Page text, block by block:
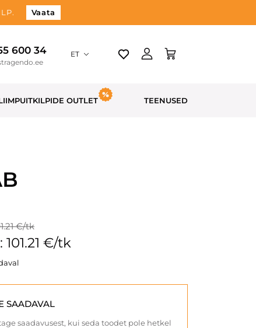
Vaata
600 34 ET
OUTLET TEENUSED
€/tk
101.21 €/tk
SAADAVAL
saadavusest, kui seda toodet pole hetkel